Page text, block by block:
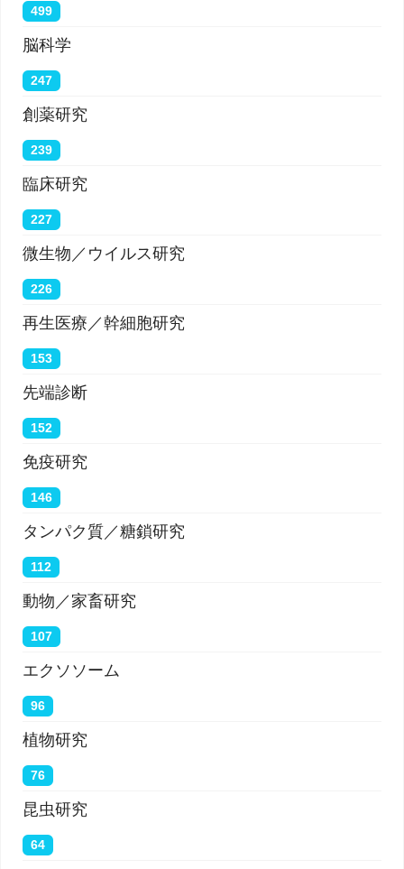
News release
499
脳科学
247
創薬研究
239
臨床研究
227
微生物／ウイルス研究
226
再生医療／幹細胞研究
153
先端診断
152
免疫研究
146
タンパク質／糖鎖研究
112
動物／家畜研究
107
エクソソーム
96
植物研究
76
昆虫研究
64